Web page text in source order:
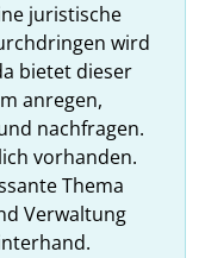
juristische
wird
bietet dieser
anregen,
nachfragen.
vorhanden.
Thema
Verwaltung